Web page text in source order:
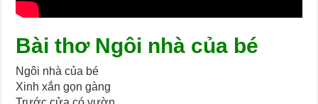
Bài thơ Ngôi nhà của bé
Ngôi nhà của bé
Xinh xắn gọn gàng